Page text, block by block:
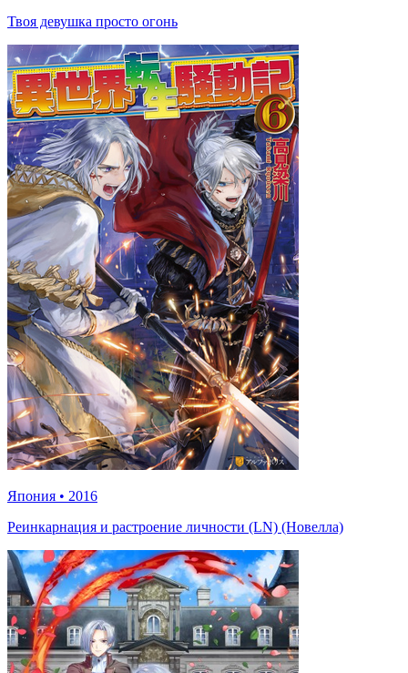
Твоя девушка просто огонь
Япония • 2016
Реинкарнация и растроение личности (LN) (Новелла)